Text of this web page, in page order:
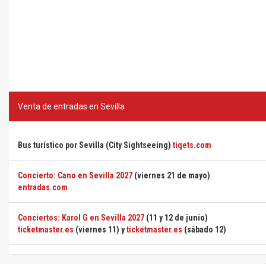
Venta de entradas en Sevilla
Bus turístico por Sevilla (City Sightseeing) tiqets.com
Concierto: Cano en Sevilla 2027 (viernes 21 de mayo)
entradas.com
Conciertos: Karol G en Sevilla 2027 (11 y 12 de junio)
ticketmaster.es (viernes 11) yticketmaster.es (sábado 12)